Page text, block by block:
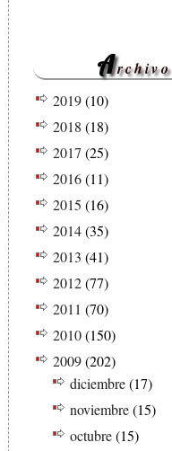
Archivo
2019(10)
2018 (18)
2017 (25)
2016(11)
2015 (16)
2014(35)
2013 (41)
2012(77)
2011 (70)
2010(150)
2009(202)
diciembre(17)
noviembre(15)
octubre(15)